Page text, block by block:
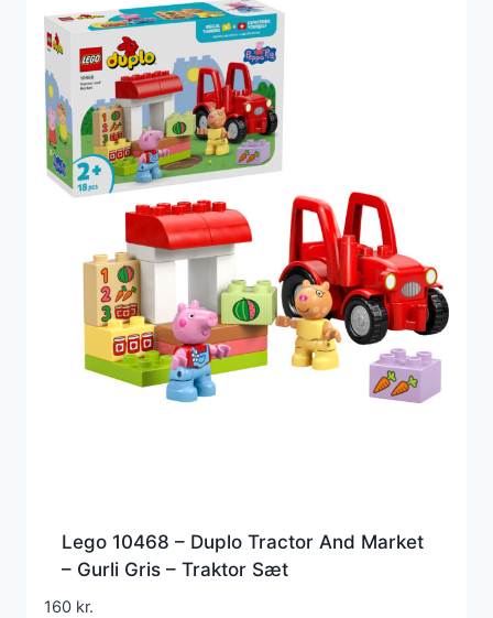
Lego 10468 – Duplo Tractor And Market
– Gurli Gris – Traktor Sæt
160 kr.